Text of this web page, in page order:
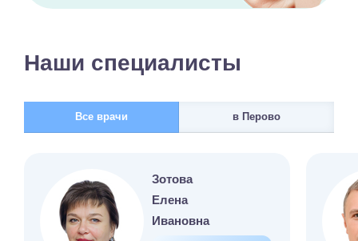
Наши специалисты
Все врачи в Перово
Зотова
Елена
Ивановна